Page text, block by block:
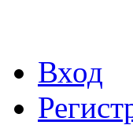
Вход